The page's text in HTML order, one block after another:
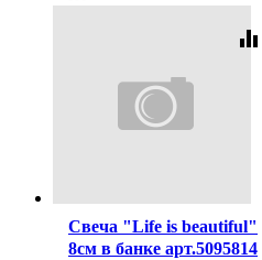
equalizer
Свеча "Life is beautiful"
8см в банке арт.5095814